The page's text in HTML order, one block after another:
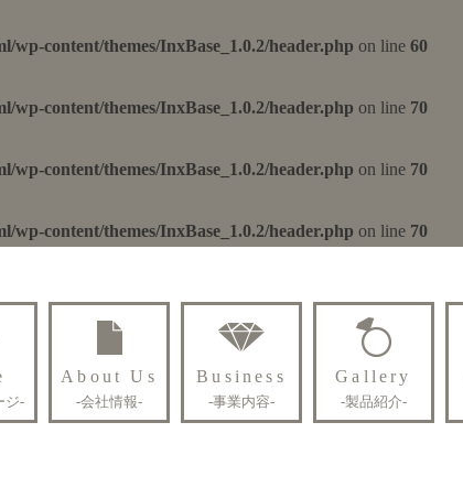
wp-content/themes/InxBase_1.0.2/header.php on line 60
wp-content/themes/InxBase_1.0.2/header.php on line 70
wp-content/themes/InxBase_1.0.2/header.php on line 70
wp-content/themes/InxBase_1.0.2/header.php on line 70
ジ-
About Us
-会社情報-
Business
-事業内容-
Gallery
-製品紹介-